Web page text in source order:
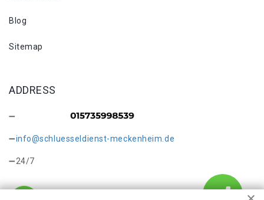
Blog
Sitemap
ADDRESS
info@schluesseldienst-meckenheim.de
24/7